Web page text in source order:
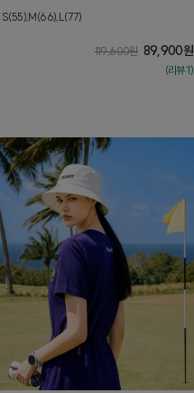
S(55),M(66),L(77)
119,600원 89,900원
(리뷰:1)